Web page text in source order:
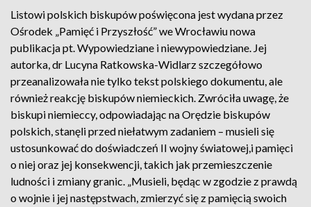
Listowi polskich biskupów poświęcona jest wydana przez
Ośrodek „Pamięć i Przyszłość” we Wrocławiu nowa
publikacja pt. Wypowiedziane i niewypowiedziane. Jej
autorka, dr Lucyna Ratkowska-Widlarz szczegółowo
przeanalizowała nie tylko tekst polskiego dokumentu, ale
również reakcję biskupów niemieckich. Zwróciła uwagę, że
biskupi niemieccy, odpowiadając na Orędzie biskupów
polskich, stanęli przed niełatwym zadaniem – musieli się
ustosunkować do doświadczeń II wojny światowej,i pamięci
o niej oraz jej konsekwencji, takich jak przemieszczenie
ludności i zmiany granic. „Musieli, będąc w zgodzie z prawdą
o wojnie i jej następstwach, zmierzyć się z pamięcią swoich